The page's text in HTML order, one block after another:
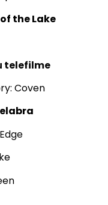
the Lake
telefilme
Coven